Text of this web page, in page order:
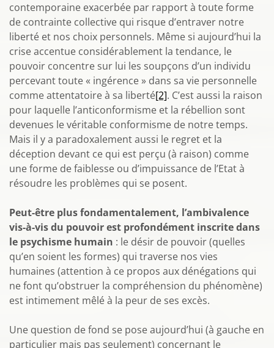
contemporaine exacerbée par rapport à toute forme
de contrainte collective qui risque d’entraver notre
liberté et nos choix personnels. Même si aujourd’hui la
crise accentue considérablement la tendance, le
pouvoir concentre sur lui les soupçons d’un individu
percevant toute « ingérence » dans sa vie personnelle
comme attentatoire à sa liberté[2]. C’est aussi la raison
pour laquelle l’anticonformisme et la rébellion sont
devenues le véritable conformisme de notre temps.
Mais il y a paradoxalement aussi le regret et la
déception devant ce qui est perçu (à raison) comme
une forme de faiblesse ou d’impuissance de l’Etat à
résoudre les problèmes qui se posent.
Peut-être plus fondamentalement, l’ambivalence
vis-à-vis du pouvoir est profondément inscrite dans
le psychisme humain : le désir de pouvoir (quelles
qu’en soient les formes) qui traverse nos vies
humaines (attention à ce propos aux dénégations qui
ne font qu’obstruer la compréhension du phénomène)
est intimement mêlé à la peur de ses excès.
Une question de fond se pose aujourd’hui (à gauche en
particulier mais pas seulement) concernant le